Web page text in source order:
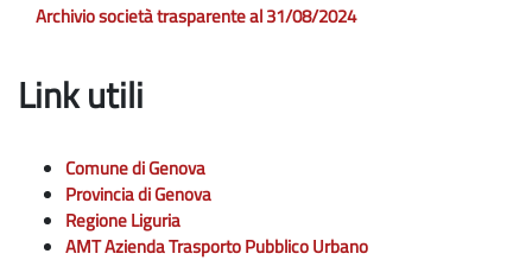
Link utili
Comune di Genova
Provincia di Genova
Regione Liguria
AMT Azienda Trasporto Pubblico Urbano
Archivio società trasparente al 31/08/2024